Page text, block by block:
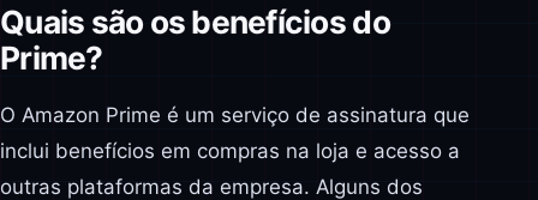
Quais são os benefícios do
Prime?
O Amazon Prime é um serviço de assinatura que
inclui benefícios em compras na loja e acesso a
outras plataformas da empresa. Alguns dos